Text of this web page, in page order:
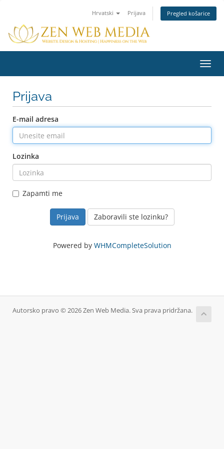
Hrvatski Prijava Pregled košarice
Prijava
E-mail adresa
Lozinka
Zapamti me
Zaboravili ste lozinku?
Powered by WHMCompleteSolution
Autorsko pravo © 2026 Zen Web Media. Sva prava pridržana.